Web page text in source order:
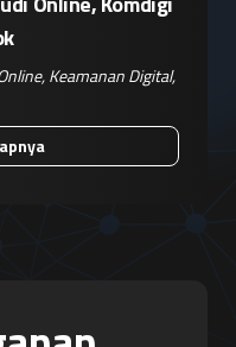
,Keamanan Digital,